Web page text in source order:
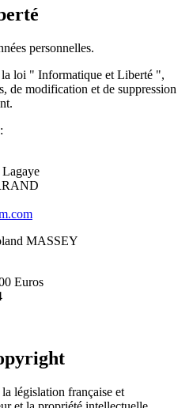
personnelles.
loi " Informatique et Liberté ",
de modification et de suppression
MASSEY
Euros
législation française et